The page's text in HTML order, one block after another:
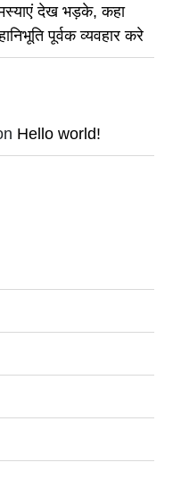
देख भड़के, कहा
पूर्वक व्यवहार करे
Hello world!